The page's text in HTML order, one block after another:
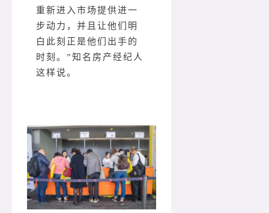
重新进入市场提供进一
步动力，并且让他们明
白此刻正是他们出手的
时刻。”知名房产经纪人
这样说。